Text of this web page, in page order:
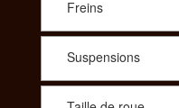
Freins
Suspensions